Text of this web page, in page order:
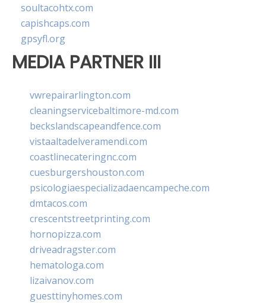
soultacohtx.com
capishcaps.com
gpsyfl.org
MEDIA PARTNER III
vwrepairarlington.com
cleaningservicebaltimore-md.com
beckslandscapeandfence.com
vistaaltadelveramendi.com
coastlinecateringnc.com
cuesburgershouston.com
psicologiaespecializadaencampeche.com
dmtacos.com
crescentstreetprinting.com
hornopizza.com
driveadragster.com
hematologa.com
lizaivanov.com
guesttinyhomes.com